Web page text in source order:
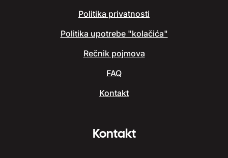
Politika privatnosti
Politika upotrebe "kolačića"
Rečnik pojmova
FAQ
Kontakt
Kontakt